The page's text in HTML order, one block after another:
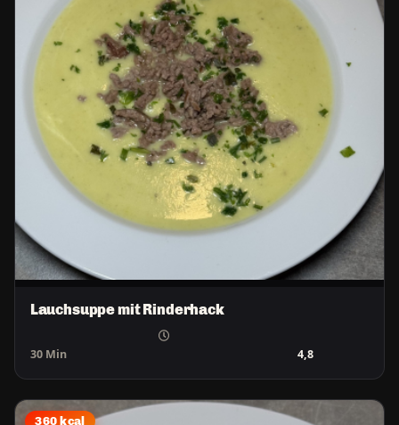
Lauchsuppe mit Rinderhack
30 Min 4,8
360 kcal